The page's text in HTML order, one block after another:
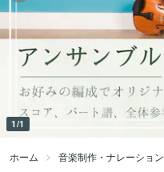
1/1
ホーム 音楽制作・ナレーション